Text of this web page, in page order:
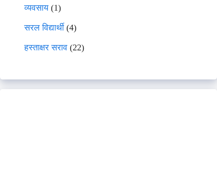
व्यवसाय(1)
सरल विद्यार्थी(4)
हस्ताक्षर सराव (22)